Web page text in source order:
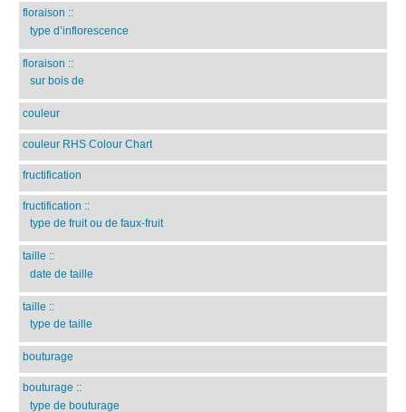
floraison ::
type d’inflorescence
floraison ::
sur bois de
couleur
couleur RHS Colour Chart
fructification
fructification ::
type de fruit ou de faux-fruit
taille ::
date de taille
taille ::
type de taille
bouturage
bouturage ::
type de bouturage